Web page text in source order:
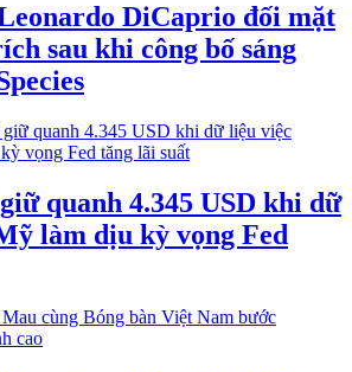
DiCaprio đối mặt
sau khi công bố sáng
quanh 4.345 USD khi dữ
làm dịu kỳ vọng Fed